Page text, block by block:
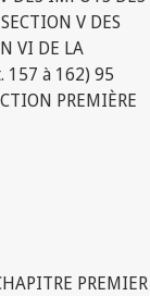
V DES
VI DE LA
157 à 162) 95
PREMIÈRE
PREMIER